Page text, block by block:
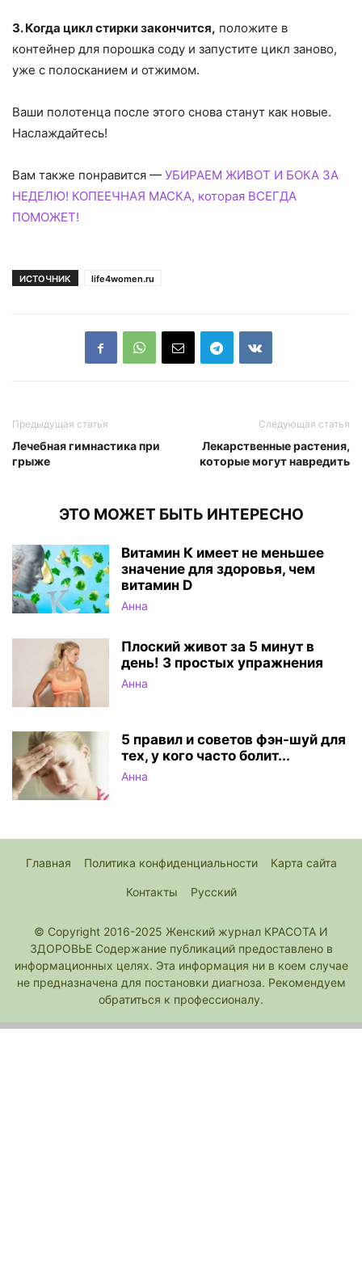
3. Когда цикл стирки закончится, положите в
контейнер для порошка соду и запустите цикл заново,
уже с полосканием и отжимом.
Ваши полотенца после этого снова станут как новые.
Наслаждайтесь!
Вам также понравится — УБИРАЕМ ЖИВОТ И БОКА ЗА
НЕДЕЛЮ! КОПЕЕЧНАЯ МАСКА, которая ВСЕГДА
ПОМОЖЕТ!
ИСТОЧНИК life4women.ru
Предыдущая статья
Лечебная гимнастика при
грыже
Следующая статья
Лекарственные растения,
которые могут навредить
ЭТО МОЖЕТ БЫТЬ ИНТЕРЕСНО
Витамин К имеет не меньшее
значение для здоровья, чем
витамин D
Анна
Плоский живот за 5 минут в
день! 3 простых упражнения
Анна
5 правил и советов фэн-шуй для
тех, у кого часто болит...
Анна
Главная Политика конфиденциальности Карта сайта
Контакты Русский
© Copyright 2016-2025 Женский журнал КРАСОТА И
ЗДОРОВЬЕ Содержание публикаций предоставлено в
информационных целях. Эта информация ни в коем случае
не предназначена для постановки диагноза. Рекомендуем
обратиться к профессионалу.